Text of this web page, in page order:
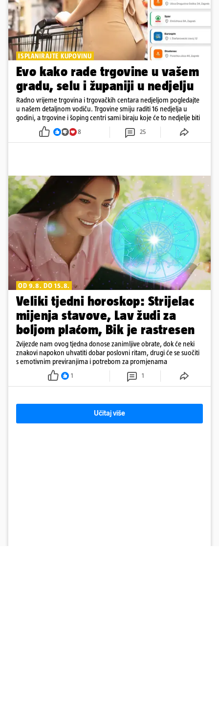
ISPLANIRAJTE KUPOVINU
Evo kako rade trgovine u vašem
gradu, selu i županiji u nedjelju
Radno vrijeme trgovina i trgovačkih centara nedjeljom pogledajte
u našem detaljnom vodiču. Trgovine smiju raditi 16 nedjelja u
godini, a trgovine i šoping centri sami biraju koje će to nedjelje biti
8 25
OD 9.8. DO 15.8.
Veliki tjedni horoskop: Strijelac
mijenja stavove, Lav žudi za
boljom plaćom, Bik je rastresen
Zvijezde nam ovog tjedna donose zanimljive obrate, dok će neki
znakovi napokon uhvatiti dobar poslovni ritam, drugi će se suočiti
s emotivnim previranjima i potrebom za promjenama
1 1
Učitaj više